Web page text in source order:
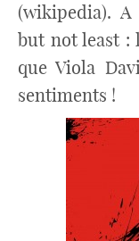
(wikipedia).
but not least :
que Viola
sentiments !